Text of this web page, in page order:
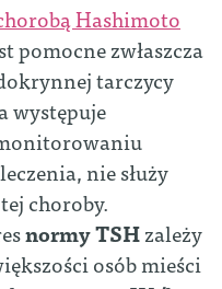
Hashimoto
pomocne zwłaszcza
tarczycy
występuje
nie służy
choroby.
normy TSHzależy
osób mieści